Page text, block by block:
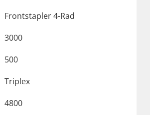
Frontstapler 4-Rad
3000
500
Triplex
4800